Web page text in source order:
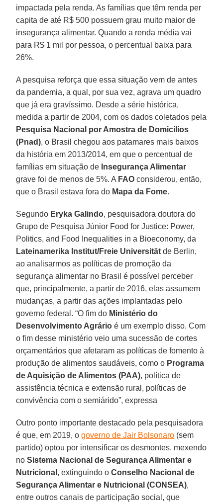
impactada pela renda. As famílias que têm renda per
capita de até R$ 500 possuem grau muito maior de
insegurança alimentar. Quando a renda média vai
para R$ 1 mil por pessoa, o percentual baixa para
26%.
A pesquisa reforça que essa situação vem de antes
da pandemia, a qual, por sua vez, agrava um quadro
que já era gravíssimo. Desde a série histórica,
medida a partir de 2004, com os dados coletados pela
Pesquisa Nacional por Amostra de Domicílios
(Pnad), o Brasil chegou aos patamares mais baixos
da história em 2013/2014, em que o percentual de
famílias em situação de Insegurança Alimentar
grave foi de menos de 5%. A FAO considerou, então,
que o Brasil estava fora do Mapa da Fome.
Segundo Eryka Galindo, pesquisadora doutora do
Grupo de Pesquisa Júnior Food for Justice: Power,
Politics, and Food Inequalities in a Bioeconomy, da
Lateinamerika Institut/Freie Universität de Berlin,
ao analisarmos as políticas de promoção da
segurança alimentar no Brasil é possível perceber
que, principalmente, a partir de 2016, elas assumem
mudanças, a partir das ações implantadas pelo
governo federal. “O fim do Ministério do
Desenvolvimento Agrário é um exemplo disso. Com
o fim desse ministério veio uma sucessão de cortes
orçamentários que afetaram as políticas de fomento à
produção de alimentos saudáveis, como o Programa
de Aquisição de Alimentos (PAA), política de
assistência técnica e extensão rural, políticas de
convivência com o semiárido”, expressa
Outro ponto importante destacado pela pesquisadora
é que, em 2019, ogoverno de Jair Bolsonaro (sem
partido) optou por intensificar os desmontes, mexendo
noSistema Nacional de Segurança Alimentar e
Nutricional , extinguindo oConselho Nacional de
Segurança Alimentar e Nutricional (CONSEA),
entre outros canais de participação social, que